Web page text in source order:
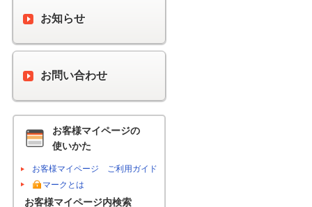
お知らせ
お問い合わせ
お客様マイページの
使いかた
お客様マイページ ご利用ガイド
マークとは
お客様マイページ内検索